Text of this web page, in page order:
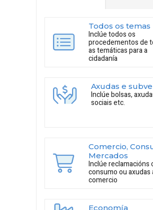
Todos os temas
Inclúe todos os
procedementos de
as temáticas para a
cidadanía
Axudas e
Inclúe bolsas,
sociais etc.
Comercio,
Mercados
Inclúe reclamacións
consumo ou axudas
comercio
Economía